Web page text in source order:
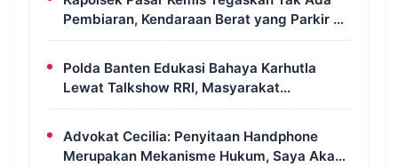
Pembiaran, Kendaraan Berat yang Parkir di
Bahu Jalan Langsung Ditertibkan
Polda Banten Edukasi Bahaya Karhutla
Lewat Talkshow RRI, Masyarakat
Diingatkan Ancaman Pidana Pembakaran
Advokat Cecilia: Penyitaan Handphone
Merupakan Mekanisme Hukum, Saya Akan